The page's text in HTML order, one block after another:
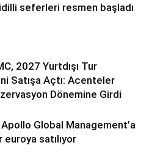
seferleri resmen başladı
2027 Yurtdışı Tur
Satışa Açtı: Acenteler
Dönemine Girdi
Global Management’a
euroya satılıyor